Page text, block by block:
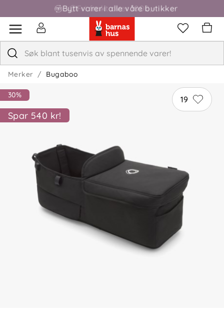
Bytt varer i alle våre butikker
Fri frakt over 1000,-
Merker Bugaboo
19
30%
Spar 540 kr!